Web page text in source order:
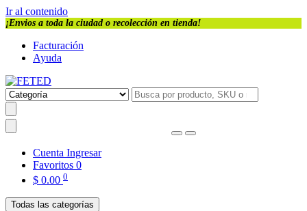
Ir al contenido
¡Envios a toda la ciudad o recolección en tienda!
Facturación
Ayuda
Cuenta Ingresar
Favoritos 0
$ 0.00 0
Todas las categorías